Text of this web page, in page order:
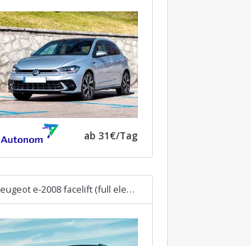
ab 31€/Tag
Peugeot e-2008 facelift (full electric)